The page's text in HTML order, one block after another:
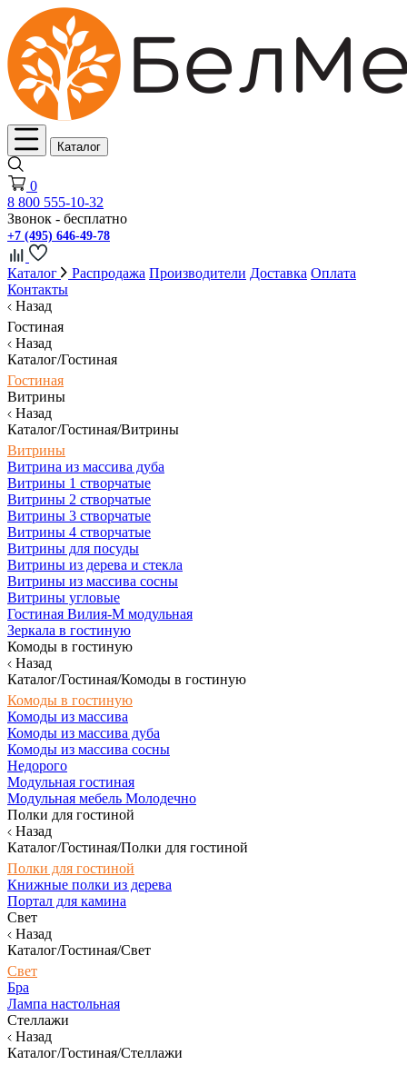
Каталог
0
8 800 555-10-32
Звонок - бесплатно
+7 (495) 646-49-78
Каталог Распродажа Производители Доставка Оплата
Контакты
Назад
Гостиная
Назад
Каталог/Гостиная
Гостиная
Витрины
Назад
Каталог/Гостиная/Витрины
Витрины
Витрина из массива дуба
Витрины 1 створчатые
Витрины 2 створчатые
Витрины 3 створчатые
Витрины 4 створчатые
Витрины для посуды
Витрины из дерева и стекла
Витрины из массива сосны
Витрины угловые
Гостиная Вилия-М модульная
Зеркала в гостиную
Комоды в гостиную
Назад
Каталог/Гостиная/Комоды в гостиную
Комоды в гостиную
Комоды из массива
Комоды из массива дуба
Комоды из массива сосны
Недорого
Модульная гостиная
Модульная мебель Молодечно
Полки для гостиной
Назад
Каталог/Гостиная/Полки для гостиной
Полки для гостиной
Книжные полки из дерева
Портал для камина
Свет
Назад
Каталог/Гостиная/Свет
Свет
Бра
Лампа настольная
Стеллажи
Назад
Каталог/Гостиная/Стеллажи